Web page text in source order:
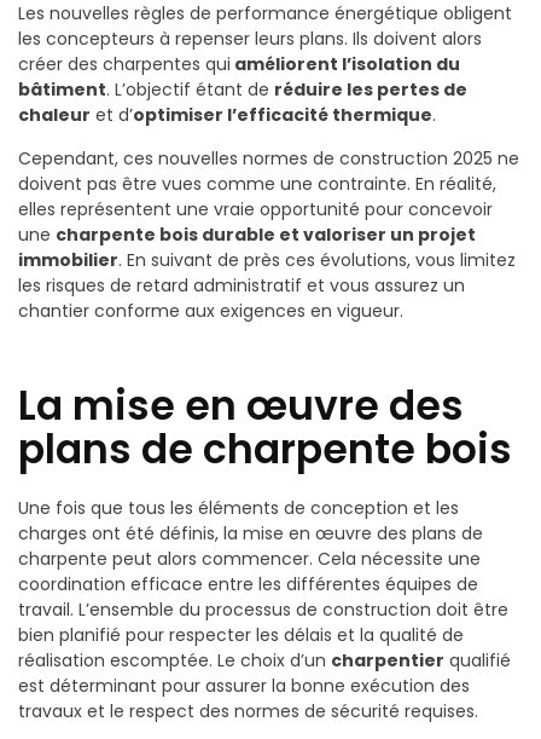
Les nouvelles règles de performance énergétique obligent
les concepteurs à repenser leurs plans. Ils doivent alors
créer des charpentes qui améliorent l’isolation du
bâtiment. L’objectif étant de réduire les pertes de
chaleur et d’optimiser l’efficacité thermique.
Cependant, ces nouvelles normes de construction 2025 ne
doivent pas être vues comme une contrainte. En réalité,
elles représentent une vraie opportunité pour concevoir
une charpente bois durable et valoriser un projet
immobilier. En suivant de près ces évolutions, vous limitez
les risques de retard administratif et vous assurez un
chantier conforme aux exigences en vigueur.
La mise en œuvre des
plans de charpente bois
Une fois que tous les éléments de conception et les
charges ont été définis, la mise en œuvre des plans de
charpente peut alors commencer. Cela nécessite une
coordination efficace entre les différentes équipes de
travail. L’ensemble du processus de construction doit être
bien planifié pour respecter les délais et la qualité de
réalisation escomptée. Le choix d’un charpentier qualifié
est déterminant pour assurer la bonne exécution des
travaux et le respect des normes de sécurité requises.